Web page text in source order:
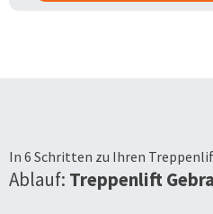
In 6 Schritten zu Ihren
Ablauf: Treppenlift